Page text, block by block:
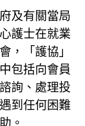
及有關當局
護士在就業
，「護協」
包括向會員
詢、處理投
到任何困難
。